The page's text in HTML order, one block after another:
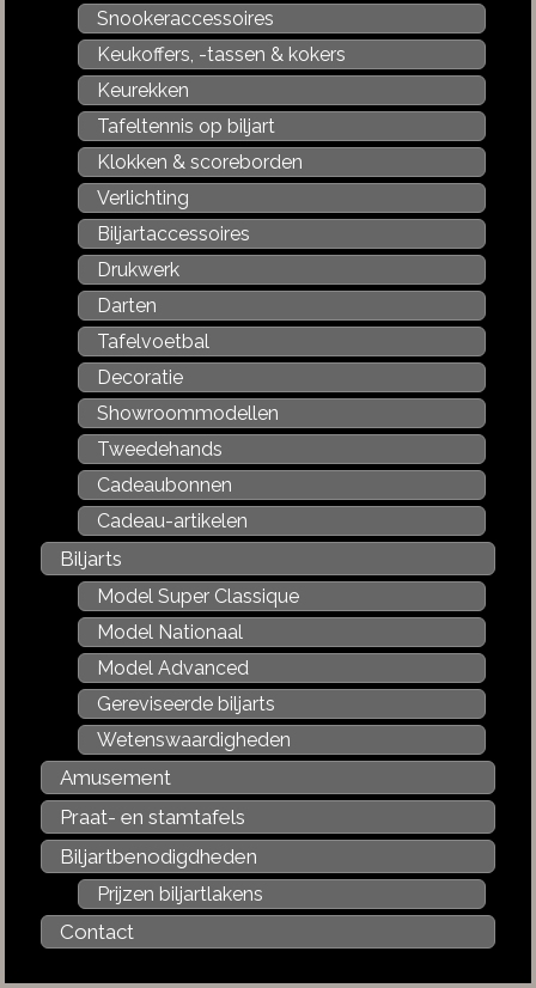
Snookeraccessoires
Keukoffers, -tassen & kokers
Keurekken
Tafeltennis op biljart
Klokken & scoreborden
Verlichting
Biljartaccessoires
Drukwerk
Darten
Tafelvoetbal
Decoratie
Showroommodellen
Tweedehands
Cadeaubonnen
Cadeau-artikelen
Biljarts
Model Super Classique
Model Nationaal
Model Advanced
Gereviseerde biljarts
Wetenswaardigheden
Amusement
Praat- en stamtafels
Biljartbenodigdheden
Prijzen biljartlakens
Contact